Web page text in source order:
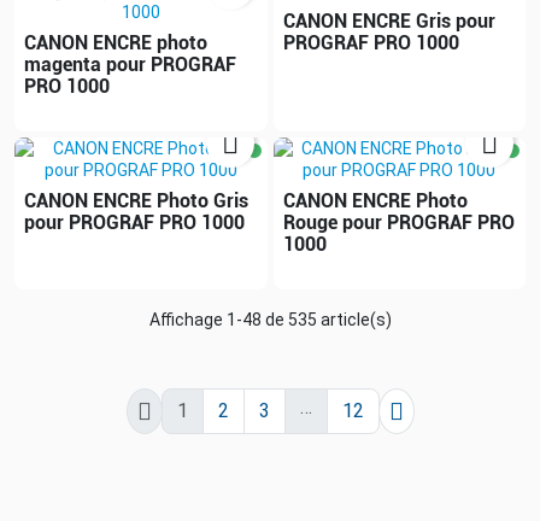
CANON ENCRE photo
magenta pour PROGRAF
PRO 1000
CANON ENCRE Gris pour
PROGRAF PRO 1000

CANON ENCRE Photo Gris
pour PROGRAF PRO 1000

CANON ENCRE Photo
Rouge pour PROGRAF PRO
1000
Affichage 1-48 de 535 article(s)
 1 2 3 12 